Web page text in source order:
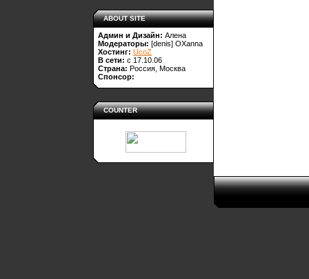
ABOUT SITE
Админ и Дизайн: Алена
Модераторы: [denis] OXanna
Хостинг: UcoZ
В сети: с 17.10.06
Страна: Россия, Москва
Спонсор:
COUNTER